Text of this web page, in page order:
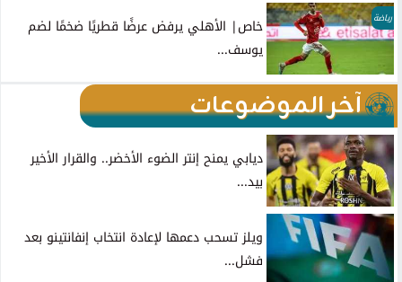
رياضة
خاص| الأهلي يرفض عرضًا قطريًا ضخمًا لضم
يوسف...
آخر الموضوعات
ديابي يمنح إنتر الضوء الأخضر.. والقرار الأخير
بيد...
ويلز تسحب دعمها لإعادة انتخاب إنفانتينو بعد
فشل...